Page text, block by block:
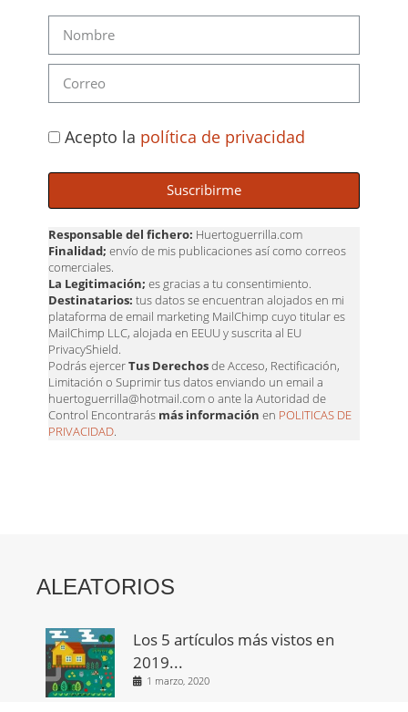
Acepto la política de privacidad
Suscribirme
Responsable del fichero: Huertoguerrilla.com
Finalidad; envío de mis publicaciones así como correos
comerciales.
La Legitimación; es gracias a tu consentimiento.
Destinatarios: tus datos se encuentran alojados en mi
plataforma de email marketing MailChimp cuyo titular es
MailChimp LLC, alojada en EEUU y suscrita al EU
PrivacyShield.
Podrás ejercerTus Derechosde Acceso, Rectificación,
Limitación o Suprimir tus datos enviando un email a
huertoguerrilla@hotmail.com o ante la Autoridad de
Control Encontrarás más información en POLITICAS DE
PRIVACIDAD.
ALEATORIOS
Los 5 artículos más vistos en
2019...
1 marzo, 2020